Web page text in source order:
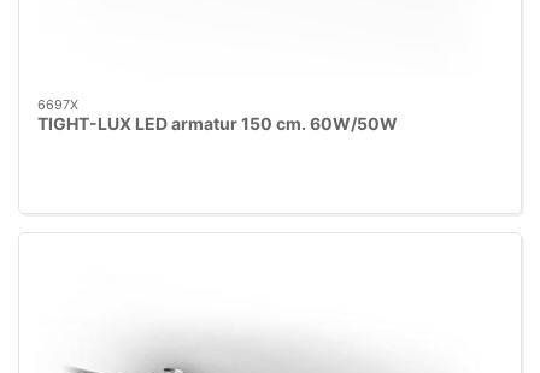
6697X
TIGHT-LUX LED armatur 150 cm. 60W/50W